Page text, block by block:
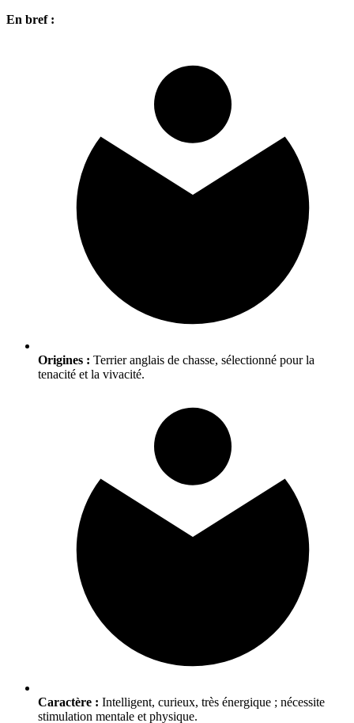
En bref :
Origines : Terrier anglais de chasse, sélectionné pour la
tenacité et la vivacité.
Caractère : Intelligent, curieux, très énergique ; nécessite
stimulation mentale et physique.